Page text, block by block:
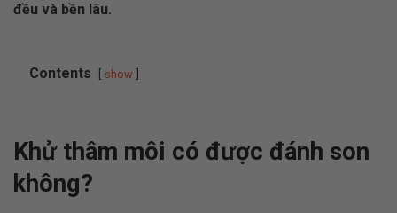
đều và bền lâu.
Contents show
Khử thâm môi có được đánh son
không?